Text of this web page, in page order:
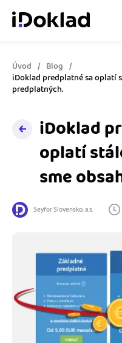
Vlastnosti
Správa kontaktov
Sledovanie cashflow
Spriatelení účtovníci
Katalóg doplnkov
Vzdelanie
Ako začať s
Ako sa vyznať vo
Blog
Podnikateľský servis
Spýtajte sa nás
Úvod
Blog
iDoklad predplatné sa oplatí
predplatných.
iDoklad
oplatí
sme
Seyfor Slovensko, a.s.